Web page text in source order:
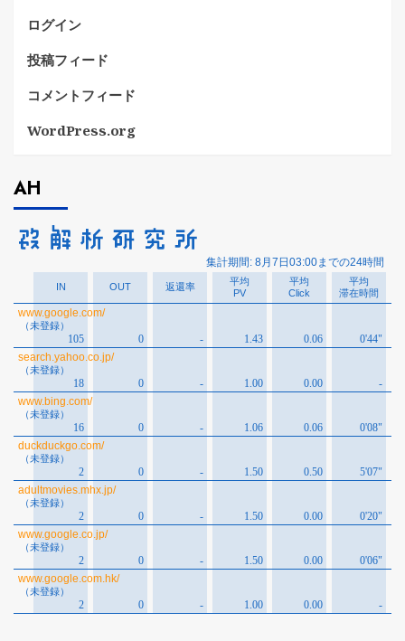
ログイン
投稿フィード
コメントフィード
WordPress.org
AH